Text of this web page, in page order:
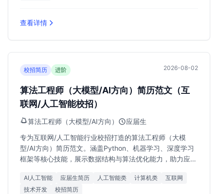
查看详情
校招简历 进阶 2026-08-02
算法工程师（大模型/AI方向）简历范文（互
联网/人工智能校招）
算法工程师（大模型/AI方向）
应届生
专为互联网/人工智能行业校招打造的算法工程师（大模
型/AI方向）简历范文。涵盖Python、机器学习、深度学习
框架等核心技能，展示数据结构与算法优化能力，助力应届
AI人工智能 应届生简历 人工智能类 计算机类
互联网
技术开发
校招简历